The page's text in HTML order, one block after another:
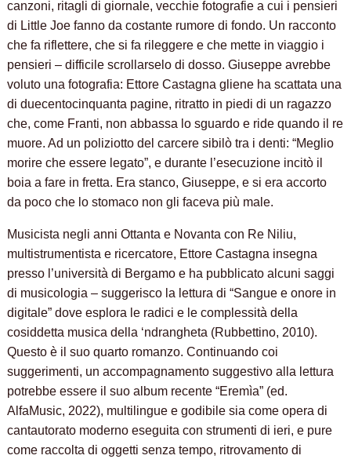
canzoni, ritagli di giornale, vecchie fotografie a cui i pensieri
di Little Joe fanno da costante rumore di fondo. Un racconto
che fa riflettere, che si fa rileggere e che mette in viaggio i
pensieri – difficile scrollarselo di dosso. Giuseppe avrebbe
voluto una fotografia: Ettore Castagna gliene ha scattata una
di duecentocinquanta pagine, ritratto in piedi di un ragazzo
che, come Franti, non abbassa lo sguardo e ride quando il re
muore. Ad un poliziotto del carcere sibilò tra i denti: “Meglio
morire che essere legato”, e durante l’esecuzione incitò il
boia a fare in fretta. Era stanco, Giuseppe, e si era accorto
da poco che lo stomaco non gli faceva più male.
Musicista negli anni Ottanta e Novanta con Re Niliu,
multistrumentista e ricercatore, Ettore Castagna insegna
presso l’università di Bergamo e ha pubblicato alcuni saggi
di musicologia – suggerisco la lettura di “Sangue e onore in
digitale” dove esplora le radici e le complessità della
cosiddetta musica della ‘ndrangheta (Rubbettino, 2010).
Questo è il suo quarto romanzo. Continuando coi
suggerimenti, un accompagnamento suggestivo alla lettura
potrebbe essere il suo album recente “Eremìa” (ed.
AlfaMusic, 2022), multilingue e godibile sia come opera di
cantautorato moderno eseguita con strumenti di ieri, e pure
come raccolta di oggetti senza tempo, ritrovamento di